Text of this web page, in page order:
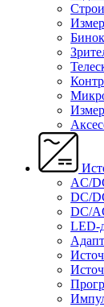
AC/
DC/
DC/
LED-